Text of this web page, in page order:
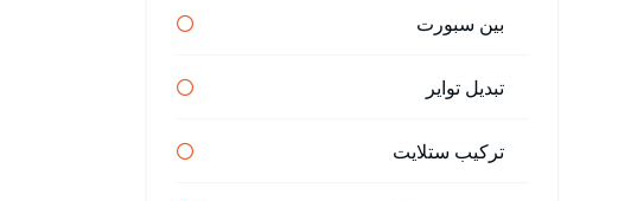
بين سبورت
تبديل تواير
تركيب ستلايت